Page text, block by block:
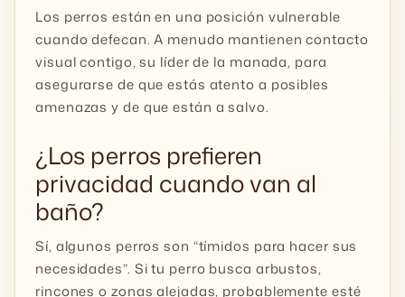
Los perros están en una posición vulnerable
cuando defecan. A menudo mantienen contacto
visual contigo, su líder de la manada, para
asegurarse de que estás atento a posibles
amenazas y de que están a salvo.
¿Los perros prefieren
privacidad cuando van al
baño?
Sí, algunos perros son “tímidos para hacer sus
necesidades”. Si tu perro busca arbustos,
rincones o zonas alejadas, probablemente esté